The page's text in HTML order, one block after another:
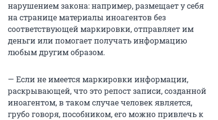
нарушением закона: например, размещает у себя
на странице материалы иноагентов без
соответствующей маркировки, отправляет им
деньги или помогает получать информацию
любым другим образом.
— Если не имеется маркировки информации,
раскрывающей, что это репост записи, созданной
иноагентом, в таком случае человек является,
грубо говоря, пособником, его можно привлечь к